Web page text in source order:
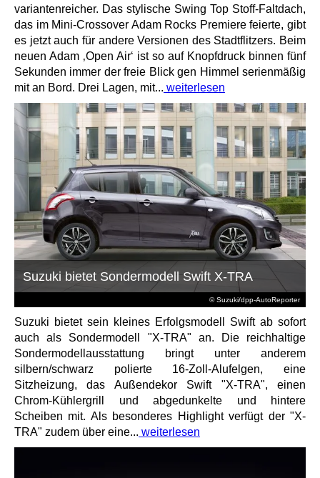
variantenreicher. Das stylische Swing Top Stoff-Faltdach,
das im Mini-Crossover Adam Rocks Premiere feierte, gibt
es jetzt auch für andere Versionen des Stadtflitzers. Beim
neuen Adam ‚Open Air‘ ist so auf Knopfdruck binnen fünf
Sekunden immer der freie Blick gen Himmel serienmäßig
mit an Bord. Drei Lagen, mit... weiterlesen
© Suzuki/dpp-AutoReporter
Suzuki bietet Sondermodell Swift X-TRA
Suzuki bietet sein kleines Erfolgsmodell Swift ab sofort
auch als Sondermodell "X-TRA" an. Die reichhaltige
Sondermodellausstattung bringt unter anderem
silbern/schwarz polierte 16-Zoll-Alufelgen, eine
Sitzheizung, das Außendekor Swift "X-TRA", einen
Chrom-Kühlergrill und abgedunkelte und hintere
Scheiben mit. Als besonderes Highlight verfügt der "X-
TRA" zudem über eine... weiterlesen